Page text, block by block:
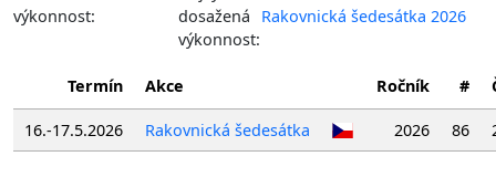
výkonnost:
dosažená
výkonnost:
Rakovnická šedesátka 2026
Termín Akce Ročník #
16.-17.5.2026 Rakovnická šedesátka 2026 86